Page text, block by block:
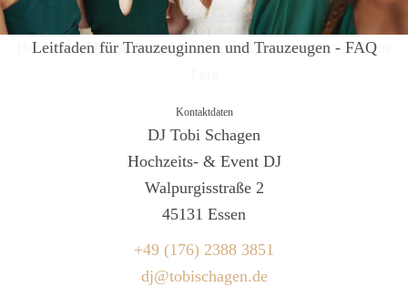
Leitfaden für Trauzeuginnen und Trauzeugen - FAQ
Hochzeits DJ im Freya Nöthel - Strandhochzeit von K & S
Kontaktdaten
DJ Tobi Schagen
Hochzeits- & Event DJ
Walpurgisstraße 2
45131 Essen
+49 (176) 2388 3851
dj@tobischagen.de